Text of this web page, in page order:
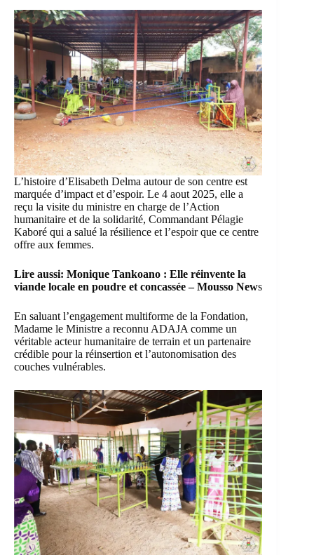
L’histoire d’Elisabeth Delma autour de son centre est
marquée d’impact et d’espoir. Le 4 aout 2025, elle a
reçu la visite du ministre en charge de l’Action
humanitaire et de la solidarité, Commandant Pélagie
Kaboré qui a salué la résilience et l’espoir que ce centre
offre aux femmes.
Lire aussi: Monique Tankoano : Elle réinvente la
viande locale en poudre et concassée – Mousso News
En saluant l’engagement multiforme de la Fondation,
Madame le Ministre a reconnu ADAJA comme un
véritable acteur humanitaire de terrain et un partenaire
crédible pour la réinsertion et l’autonomisation des
couches vulnérables.